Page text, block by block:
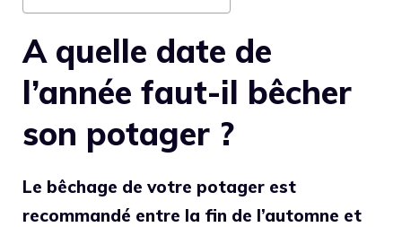
A quelle date de
l’année faut-il bêcher
son potager ?
Le bêchage de votre potager est
recommandé entre la fin de l’automne et